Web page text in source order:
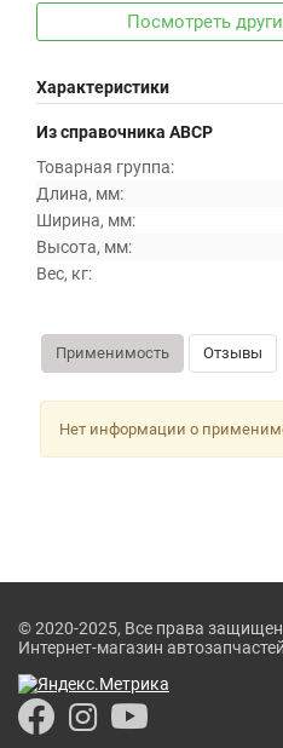
Посмотреть
Характеристики
Из справочника ABCP
Товарная группа:
Длина, мм:
Ширина, мм:
Высота, мм:
Вес, кг:
Применимость Отзывы
Нет информации о
© 2020-2025, Все права
Интернет-магазин